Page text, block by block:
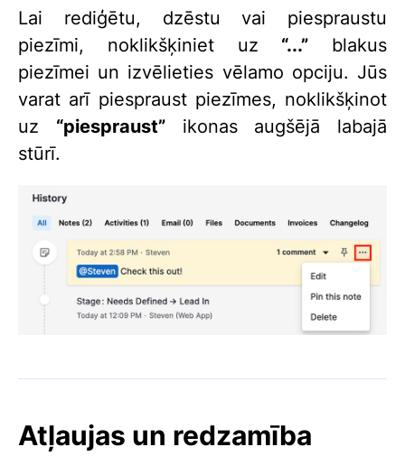
Lai rediģētu, dzēstu vai piespraustu
piezīmi, noklikšķiniet uz “...” blakus
piezīmei un izvēlieties vēlamo opciju. Jūs
varat arī piespraust piezīmes, noklikšķinot
uz “piespraust”ikonas augšējā labajā
stūrī.
Atļaujas un redzamība